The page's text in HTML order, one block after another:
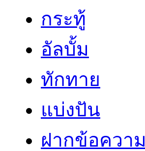
กระทู้
อัลบั้ม
ทักทาย
แบ่งปัน
ฝากข้อความ